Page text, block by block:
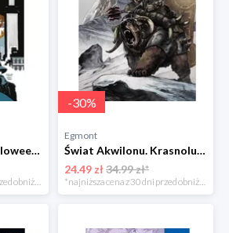
Batman. Długie Halloween Egmont
*najniższa cena z 30 dni przed obniżką
-30%
Egmont
Świat Akwilonu. Krasnoludy. Jorun z Bractwa Kuźni. Tom 6 Egmont
24.49 zł34.99 zł*
*najniższa cena z 30 dni przed obniżką